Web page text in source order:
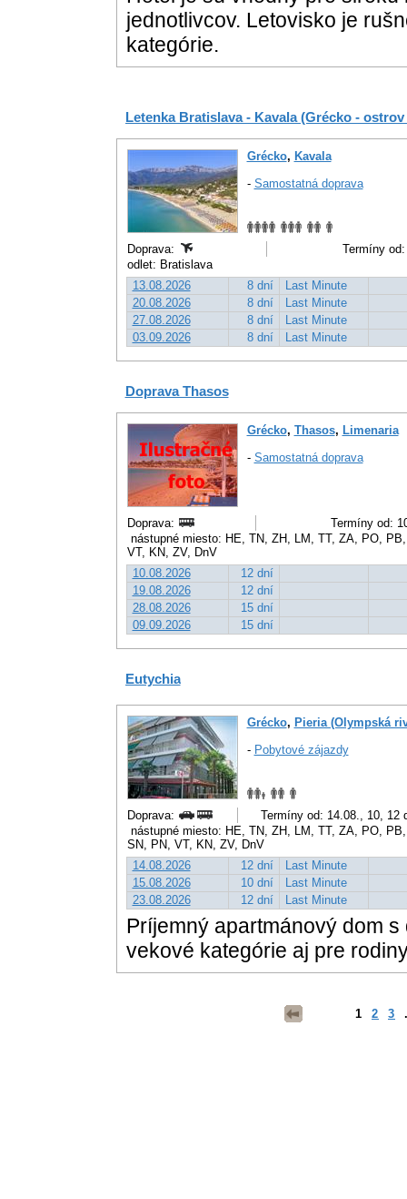
jednotlivcov. Letovisko je
kategórie.
Letenka Bratislava - Kavala (Grécko -
Grécko, Kavala
- Samostatná doprava
Doprava:
Termíny
odlet: Bratislava
13.08.2026
8 dní
Last Minute
20.08.2026
8 dní
Last Minute
27.08.2026
8 dní
Last Minute
03.09.2026
8 dní Last Minute
Doprava Thasos
Grécko, Thasos, Limenaria
- Samostatná doprava
Doprava:
Termíny od:
nástupné miesto: HE, TN, ZH, LM, TT, ZA, PO,
VT, KN, ZV, DnV
10.08.2026
12 dní
19.08.2026
12 dní
28.08.2026
15 dní
09.09.2026
15 dní
Eutychia
Grécko, Pieria (Olympská
- Pobytové zájazdy
Doprava:
Termíny od: 14.08., 10, 12
nástupné miesto: HE, TN, ZH, LM, TT, ZA, PO,
SN, PN, VT, KN, ZV, DnV
14.08.2026
12 dní
Last Minute
15.08.2026
10 dní
Last Minute
23.08.2026
12 dní Last Minute
Príjemný apartmánový dom
vekové kategórie aj pre
1 2 3